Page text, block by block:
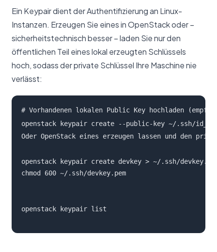
Ein Keypair dient der Authentifizierung an Linux-
Instanzen. Erzeugen Sie eines in OpenStack oder –
sicherheitstechnisch besser – laden Sie nur den
öffentlichen Teil eines lokal erzeugten Schlüssels
hoch, sodass der private Schlüssel Ihre Maschine nie
verlässt:
# Vorhandenen lokalen Public Key hochladen
Oder OpenStack eines erzeugen lassen und den
openstack keypair create devkey > ~/.ssh/
chmod 600 ~/.ssh/devkey.pem
openstack keypair list